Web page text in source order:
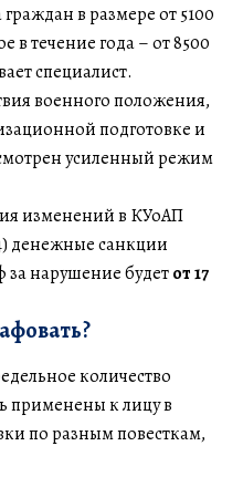
в размере от 5100
в течение года – от 8500
специалист.
военного положения,
подготовке и
усиленный режим
изменений в КУоАП
денежные санкции
нарушение будетот 17
количество
применены к лицу в
по разным повесткам,